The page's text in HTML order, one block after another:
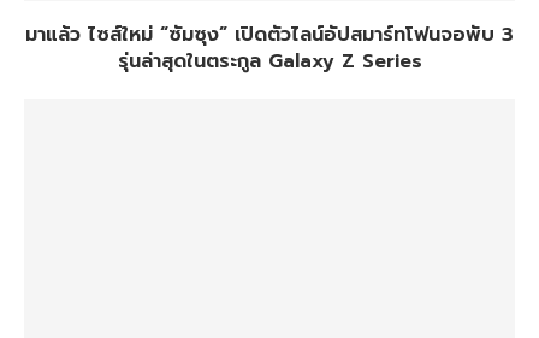
มาแล้ว ไซส์ใหม่ “ซัมซุง” เปิดตัวไลน์อัปสมาร์ทโฟนจอพับ 3
รุ่นล่าสุดในตระกูล Galaxy Z Series